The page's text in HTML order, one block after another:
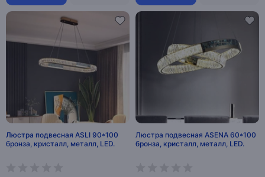
Люстра подвесная ASLI 90*100
бронза, кристалл, металл, LED.
Люстра подвесная ASENA 60*100
бронза, кристалл, металл, LED.